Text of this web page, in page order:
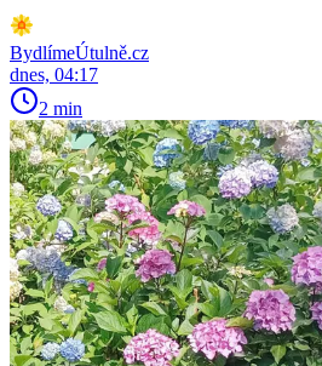
BydlímeÚtulně.cz
dnes, 04:17
2 min